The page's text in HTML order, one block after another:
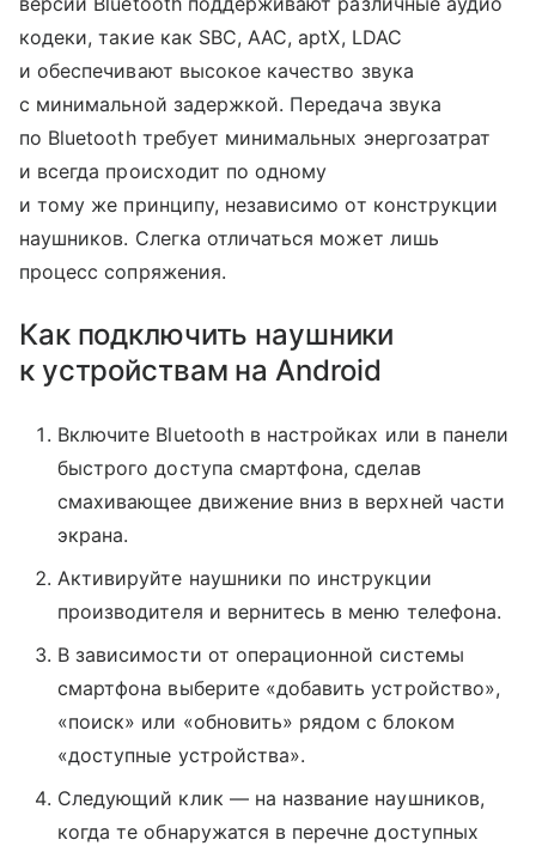
кодеки, такие как SBC, AAC, aptX, LDAC
и обеспечивают высокое качество звука
с минимальной задержкой. Передача звука
по Bluetooth требует минимальных энергозатрат
и всегда происходит по одному
и тому же принципу, независимо от конструкции
наушников. Слегка отличаться может лишь
процесс сопряжения.
Как подключить наушники
к устройствам на Android
Включите Bluetooth в настройках или в панели
быстрого доступа смартфона, сделав
смахивающее движение вниз в верхней части
экрана.
Активируйте наушники по инструкции
производителя и вернитесь в меню телефона.
В зависимости от операционной системы
смартфона выберите «добавить устройство»,
«поиск» или «обновить» рядом с блоком
«доступные устройства».
Следующий клик — на название наушников,
когда те обнаружатся в перечне доступных